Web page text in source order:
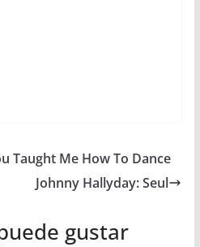
Taught Me How To Dance
Johnny Hallyday: Seul
gustar